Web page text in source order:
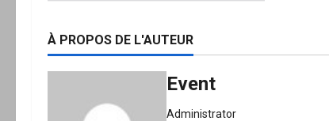
À PROPOS DE L'AUTEUR
Event
Administrator